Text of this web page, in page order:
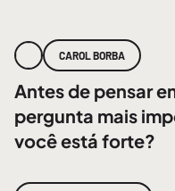
CAROL BORBA
Antes de pensar
pergunta mais
você está forte?